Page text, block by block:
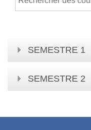
SEMESTRE 1
SEMESTRE 2